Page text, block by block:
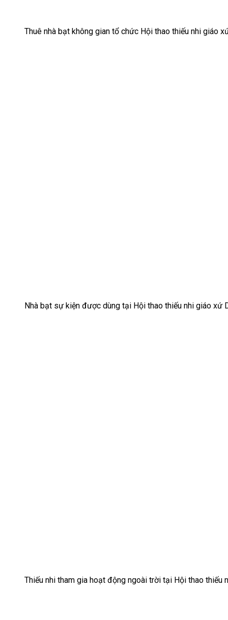
Thuê nhà bạt không gian tổ chức Hội thao thiếu nhi giáo
Nhà bạt sự kiện được dùng tại Hội thao thiếu nhi giáo xứ
Thiếu nhi tham gia hoạt động ngoài trời tại Hội thao thiếu